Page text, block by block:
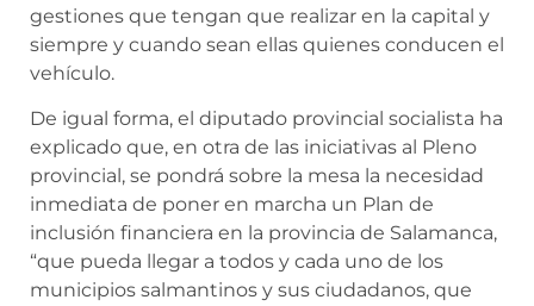
gestiones que tengan que realizar en la capital y
siempre y cuando sean ellas quienes conducen el
vehículo.
De igual forma, el diputado provincial socialista ha
explicado que, en otra de las iniciativas al Pleno
provincial, se pondrá sobre la mesa la necesidad
inmediata de poner en marcha un Plan de
inclusión financiera en la provincia de Salamanca,
“que pueda llegar a todos y cada uno de los
municipios salmantinos y sus ciudadanos, que